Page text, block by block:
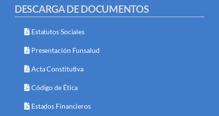
DESCARGA DE DOCUMENTOS
Estatutos Sociales
Presentación Funsalud
Acta Constitutiva
Código de Ética
Estados Financieros